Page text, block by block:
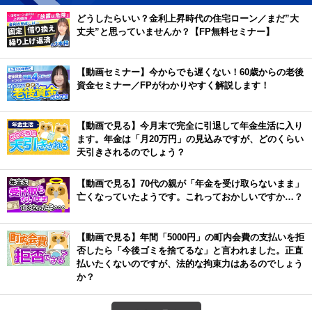
どうしたらいい？金利上昇時代の住宅ローン／まだ”大
丈夫”と思っていませんか？【FP無料セミナー】
【動画セミナー】今からでも遅くない！60歳からの老後
資金セミナー／FPがわかりやすく解説します！
【動画で見る】今月末で完全に引退して年金生活に入り
ます。年金は「月20万円」の見込みですが、どのくらい
天引きされるのでしょう？
【動画で見る】70代の親が「年金を受け取らないまま」
亡くなっていたようです。これっておかしいですか…？
【動画で見る】年間「5000円」の町内会費の支払いを拒
否したら「今後ゴミを捨てるな」と言われました。正直
払いたくないのですが、法的な拘束力はあるのでしょう
か？